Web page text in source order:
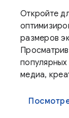
Откройте
размеров
медиа,